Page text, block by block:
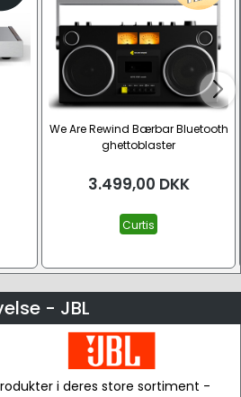
We Are Rewind Bærbar Bluetooth
ghettoblaster
3.499,00 DKK
Curtis
- JBL
i deres store sortiment -